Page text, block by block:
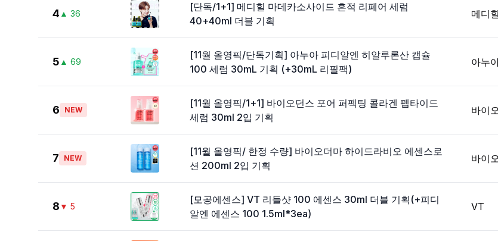
4 ▲ 36
[단독/1+1] 메디힐 마데카소사이드 흔적 리페어 세럼
40+40ml 더블 기획
메디힐
5 ▲ 69
[11월 올영픽/단독기획] 아누아 피디알엔 히알루론산 캡슐
100 세럼 30mL 기획 (+30mL 리필팩)
아누
6 NEW
[11월 올영픽/1+1] 바이오던스 포어 퍼펙팅 콜라겐 펩타이드
세럼 30ml 2입 기획
바이
7 NEW
[11월 올영픽/ 한정 수량] 바이오더마 하이드라비오 에센스로
션 200ml 2입 기획
바이
8 ▼ 5
[모공에센스] VT 리들샷 100 에센스 30ml 더블 기획(+피디
알엔 에센스 100 1.5ml*3ea)
VT